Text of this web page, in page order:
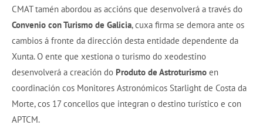
CMAT tamén abordou as accións que desenvolverá a través do
Convenio con Turismo de Galicia, cuxa firma se demora ante os
cambios á fronte da dirección desta entidade dependente da
Xunta. O ente que xestiona o turismo do xeodestino
desenvolverá a creación do Produto de Astroturismo en
coordinación cos Monitores Astronómicos Starlight de Costa da
Morte, cos 17 concellos que integran o destino turístico e con
APTCM.